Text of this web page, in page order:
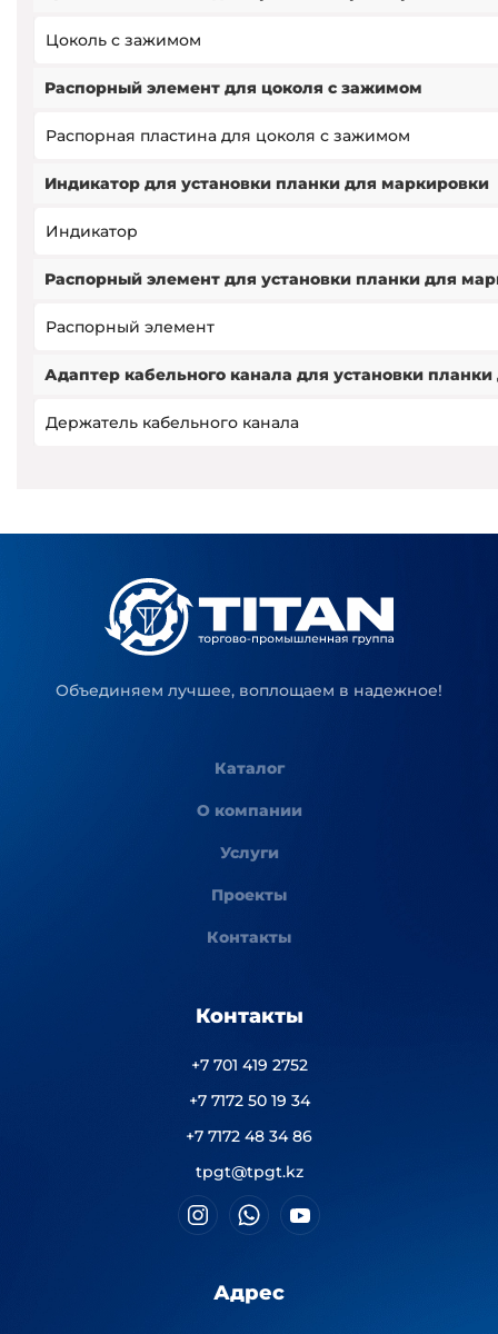
Цоколь с зажимом
Распорный элемент для цоколя с зажимом
Распорная пластина для цоколя с зажимом
Индикатор для установки планки для маркировки
Индикатор
Распорный элемент для установки планки для
Распорный элемент
Адаптер кабельного канала для установки
Держатель кабельного канала
Объединяем лучшее, воплощаем в надежное!
Каталог
О компании
Услуги
Проекты
Контакты
Контакты
+7 701 419 2752
+7 7172 50 19 34
+7 7172 48 34 86
tpgt@tpgt.kz
Адрес